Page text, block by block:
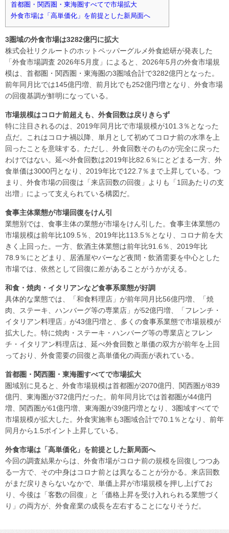
首都圏・関西圏・東海圏すべてで市場拡大
外食市場は「高単価化」を前提とした新局面へ
3圏域の外食市場は3282億円に拡大
株式会社リクルートのホットペッパーグルメ外食総研が発表した
「外食市場調査 2026年5月度」によると、2026年5月の外食市場規
模は、首都圏・関西圏・東海圏の3圏域合計で3282億円となった。
前年同月比では145億円増、前月比でも252億円増となり、外食市場
の回復基調が鮮明になっている。
市場規模はコロナ前超えも、外食回数は戻りきらず
特に注目されるのは、2019年同月比で市場規模が101.3％となった
点だ。これはコロナ禍以降、単月として初めてコロナ前の水準を上
回ったことを意味する。ただし、外食回数そのものが完全に戻った
わけではない。延べ外食回数は2019年比82.6％にとどまる一方、外
食単価は3000円となり、2019年比で122.7％まで上昇している。つ
まり、外食市場の回復は「来店回数の回復」よりも「1回あたりの支
出増」によって支えられている構図だ。
食事主体業態が市場回復をけん引
業態別では、食事主体の業態が市場をけん引した。食事主体業態の
市場規模は前年比109.5％、2019年比113.5％となり、コロナ前を大
きく上回った。一方、飲酒主体業態は前年比91.6％、2019年比
78.9％にとどまり、居酒屋やバーなど夜間・飲酒需要を中心とした
市場では、依然として回復に差があることがうかがえる。
和食・焼肉・イタリアンなど食事系業態が好調
具体的な業態では、「和食料理店」が前年同月比56億円増、「焼
肉、ステーキ、ハンバーグ等の専業店」が52億円増、「フレンチ・
イタリアン料理店」が43億円増と、多くの食事系業態で市場規模が
拡大した。特に焼肉・ステーキ・ハンバーグ等の専業店とフレン
チ・イタリアン料理店は、延べ外食回数と単価の双方が前年を上回
っており、外食需要の回復と高単価化の両面が表れている。
首都圏・関西圏・東海圏すべてで市場拡大
圏域別に見ると、外食市場規模は首都圏が2070億円、関西圏が839
億円、東海圏が372億円だった。前年同月比では首都圏が44億円
増、関西圏が61億円増、東海圏が39億円増となり、3圏域すべてで
市場規模が拡大した。外食実施率も3圏域合計で70.1％となり、前年
同月から1.5ポイント上昇している。
外食市場は「高単価化」を前提とした新局面へ
今回の調査結果からは、外食市場がコロナ前の規模を回復しつつあ
る一方で、その中身はコロナ前とは異なることが分かる。来店回数
がまだ戻りきらないなかで、単価上昇が市場規模を押し上げてお
り、今後は「客数の回復」と「価格上昇を受け入れられる業態づく
り」の両方が、外食産業の成長を左右することになりそうだ。